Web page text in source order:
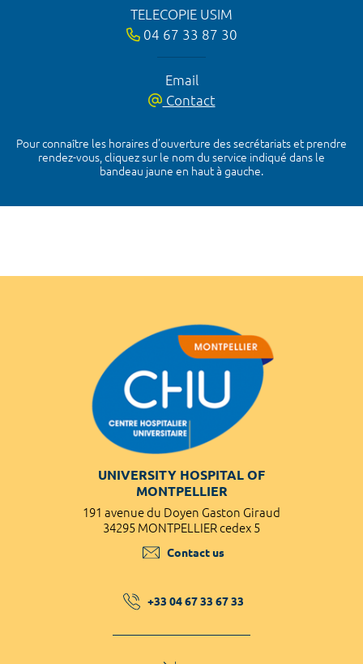
TELECOPIE USIM
04 67 33 87 30
Email
Contact
Pour connaître les horaires d’ouverture des secrétariats et prendre
rendez-vous, cliquez sur le nom du service indiqué dans le
bandeau jaune en haut à gauche.
UNIVERSITY HOSPITAL OF
MONTPELLIER
191 avenue du Doyen Gaston Giraud
34295 MONTPELLIER cedex 5
Contact us
+33 04 67 33 67 33